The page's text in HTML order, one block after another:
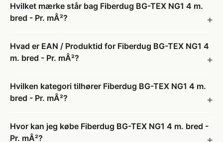
Hvilket mærke står bag Fiberdug BG-TEX NG1 4 m.
bred - Pr. mÂ²?
Hvad er EAN / Produktid for Fiberdug BG-TEX NG1 4
m. bred - Pr. mÂ²?
Hvilken kategori tilhører Fiberdug BG-TEX NG1 4 m.
bred - Pr. mÂ²?
Hvor kan jeg købe Fiberdug BG-TEX NG1 4 m. bred -
Pr. mÂ²?